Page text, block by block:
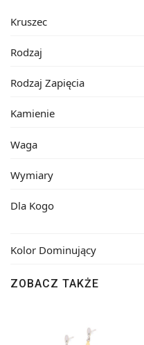
Kruszec
Rodzaj
Rodzaj Zapięcia
Kamienie
Waga
Wymiary
Dla Kogo
Kolor Dominujący
ZOBACZ TAKŻE